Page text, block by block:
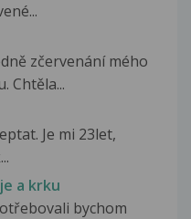
zčervenání mého
Chtěla...
Je mi 23let,
a krku
bychom